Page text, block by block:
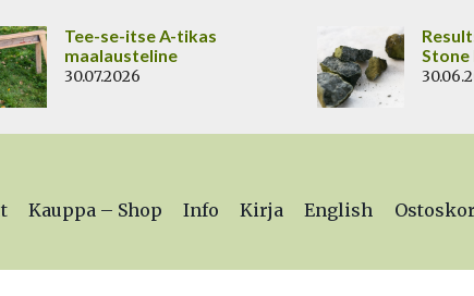
Tee-se-itse A-tikas
maalausteline
30.07.2026
Stone
Kauppa – Shop Info Kirja English